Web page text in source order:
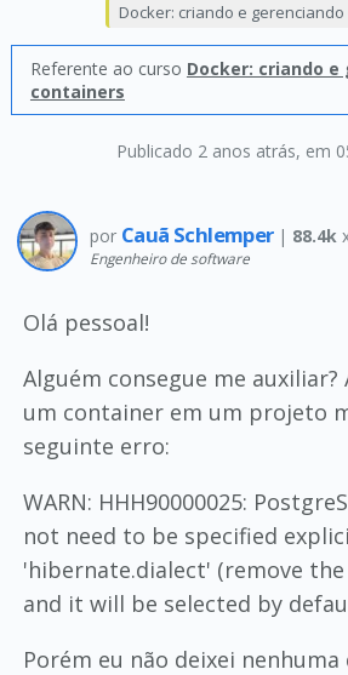
Publicado 2 anos atrás, em
Docker: criando e
Referente ao curso Docker: criando e
containers
por Cauã Schlemper | 88.4k
Engenheiro de software
Olá pessoal!
Alguém consegue me
um container em um projeto
seguinte erro:
WARN: HHH90000025:
not need to be specified
'hibernate.dialect' (remove
and it will be selected by
Porém eu não deixei